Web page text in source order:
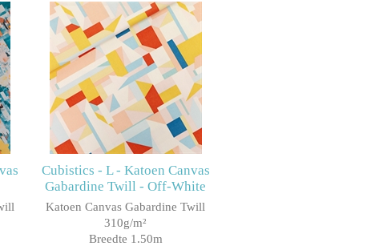
Cubistics - L - Katoen Canvas
Gabardine Twill - Off-White
Katoen Canvas Gabardine Twill
310g/m²
Breedte 1.50m